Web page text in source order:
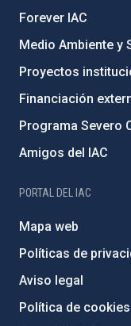
Forever IAC
Medio Ambiente y
Proyectos
Financiación
Programa Severo
Amigos del IAC
PORTAL DEL IAC
Mapa web
Políticas de
Aviso legal
Política de cookies